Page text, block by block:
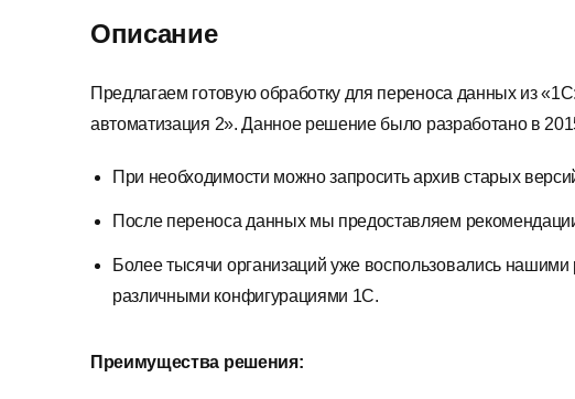
Описание
Предлагаем готовую обработку для переноса данных из
автоматизация 2». Данное решение было разработано в
При необходимости можно запросить архив старых
После переноса данных мы предоставляем
Более тысячи организаций уже воспользовались
различными конфигурациями 1С.
Преимущества решения: